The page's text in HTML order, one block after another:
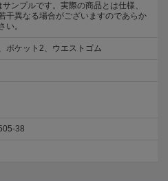
ンプルです。実際の商品とは仕様、
干異なる場合がございますのであらか
い。
ポケット2、ウエストゴム
38